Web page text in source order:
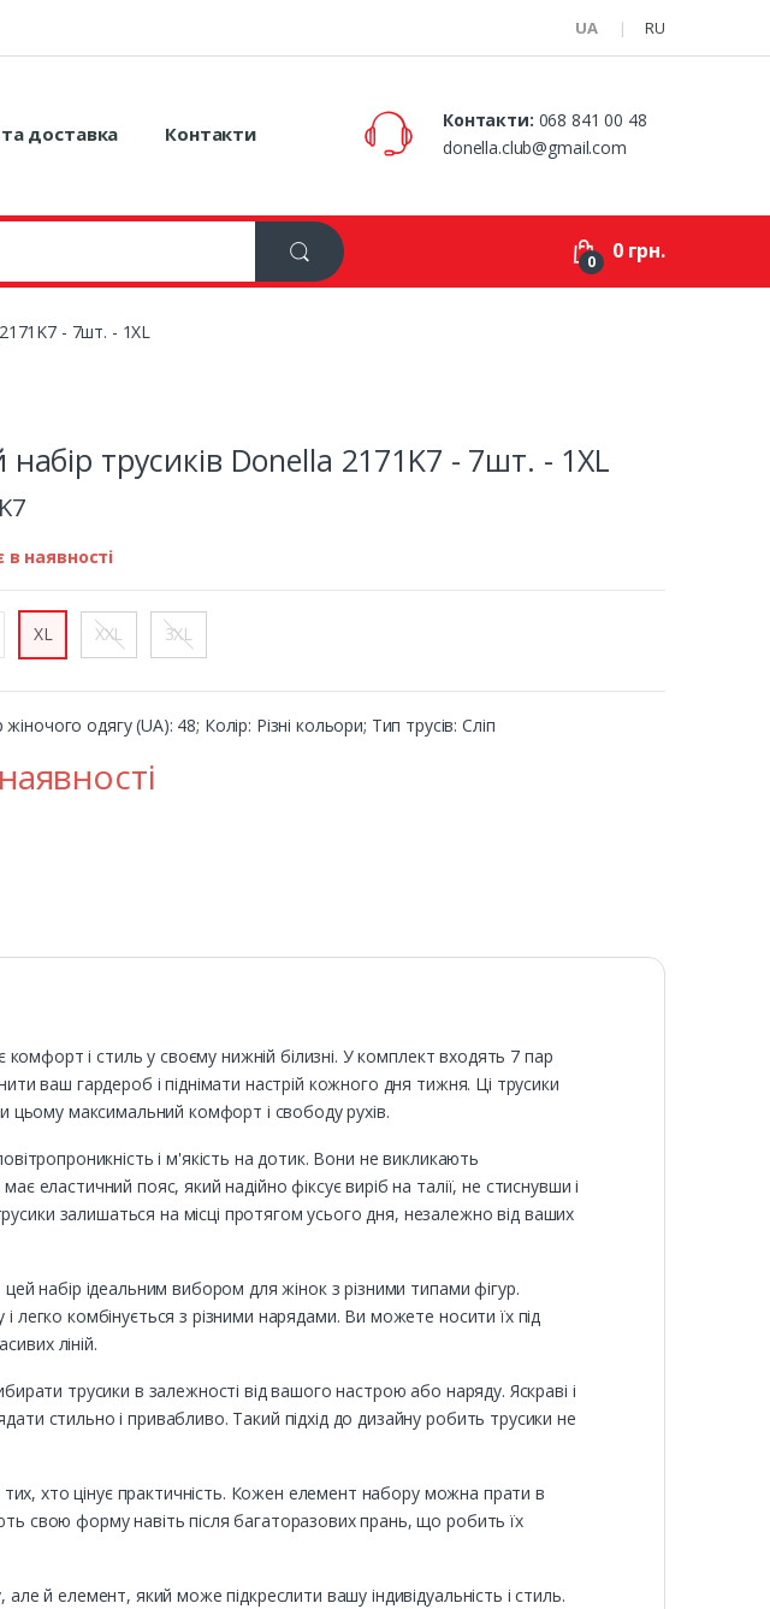
UA RU
доставка Контакти
Контакти: 068 841 00 48
donella.club@gmail.com
0 0 грн.
- 7шт. - 1XL
трусиків Donella 2171K7 - 7шт. - 1XL
наявності
XL XXL 3XL
одягу (UA): 48; Колір: Різні кольори; Тип трусів: Сліп
і стиль у своєму нижній білизні. У комплект входять 7 пар
ваш гардероб і піднімати настрій кожного дня тижня. Ці трусики
цьому максимальний комфорт і свободу рухів.
і м'якість на дотик. Вони не викликають
еластичний пояс, який надійно фіксує виріб на талії, не стиснувши і
залишаться на місці протягом усього дня, незалежно від ваших
набір ідеальним вибором для жінок з різними типами фігур.
легко комбінується з різними нарядами. Ви можете носити їх під
ліній.
трусики в залежності від вашого настрою або наряду. Яскраві і
стильно і привабливо. Такий підхід до дизайну робить трусики не
хто цінує практичність. Кожен елемент набору можна прати в
свою форму навіть після багаторазових прань, що робить їх
й елемент, який може підкреслити вашу індивідуальність і стиль.